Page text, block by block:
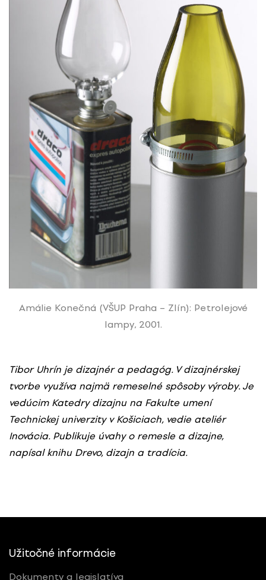
Amálie Konečná (VŠUP Praha – Zlín): Petrolejové
lampy, 2001.
Tibor Uhrín je dizajnér a pedagóg. V dizajnérskej
tvorbe využíva najmä remeselné spôsoby výroby. Je
vedúcim Katedry dizajnu na Fakulte umení
Technickej univerzity v Košiciach, vedie ateliér
Inovácia. Publikuje úvahy o remesle a dizajne,
napísal knihu Drevo, dizajn a tradícia.
Užitočné informácie
Dokumenty a legislatíva